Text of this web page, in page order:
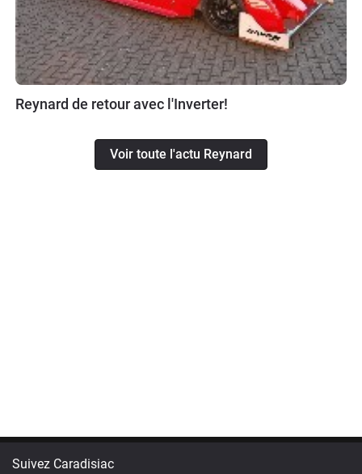
Reynard de retour avec l'Inverter!
Voir toute l'actu Reynard
Suivez Caradisiac